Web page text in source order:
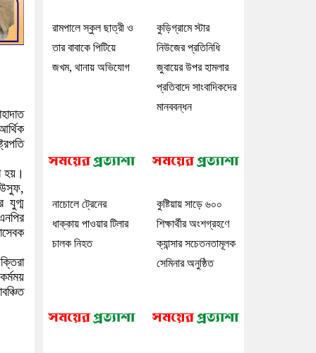
হয়।
যুগ্ম
রামপালে স্কুল ছাত্রী ও
তার বাবাকে পিটিয়ে
জখম, থানায় অভিযোগ
কুড়িগ্রামে স্টার
নিউজের প্রতিনিধি
জুবায়ের উপর হামলার
প্রতিবাদে সাংবাদিকদের
মানববন্ধন
নাচোলে ট্রেনের
ধাক্কায় পাওয়ার টিলার
চালক নিহত
কুষ্টিয়ায় সাড়ে ৬০০
শিক্ষার্থীর অংশগ্রহণে
ক্যান্সার সচেতনতামূলক
সেমিনার অনুষ্ঠিত